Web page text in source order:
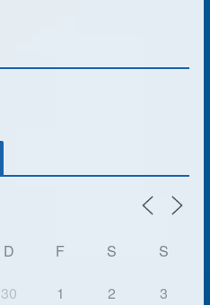
D F S S
30 1 2 3